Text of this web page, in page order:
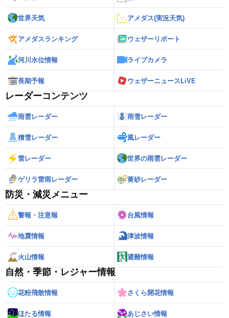
世界天気 アメダス(実況天気)
アメダスランキング ウェザーリポート
河川水位情報 ライブカメラ
長期予報 ウェザーニュースLiVE
レーダーコンテンツ
雨雲レーダー 雨雪レーダー
積雪レーダー 風レーダー
雷レーダー 世界の雨雲レーダー
ゲリラ雷雨レーダー 黄砂レーダー
防災・減災メニュー
警報・注意報 台風情報
地震情報 津波情報
火山情報 避難情報
自然・季節・レジャー情報
花粉飛散情報 さくら開花情報
ほたる情報 あじさい情報